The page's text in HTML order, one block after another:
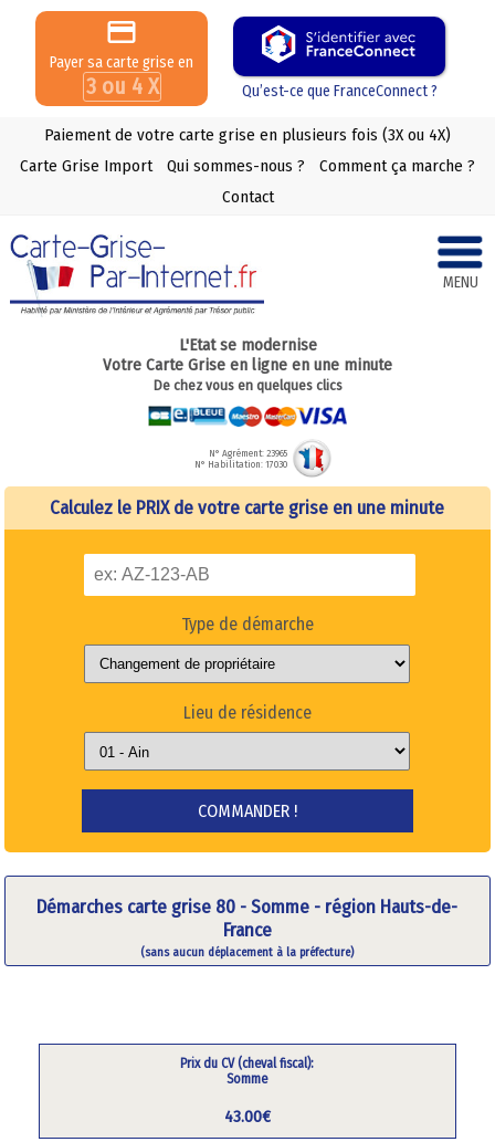
Payer sa carte grise en
3 ou 4 X Qu’est-ce que FranceConnect ?
Paiement de votre carte grise en plusieurs fois (3X ou 4X)
Carte Grise Import
Qui sommes-nous ?
Comment ça marche ?
Contact
MENU
L'Etat se modernise
Votre Carte Grise en ligne en une minute
De chez vous en quelques clics
N° Agrément: 23965
N° Habilitation: 17030
Calculez le PRIX de votre carte grise en une minute
Type de démarche
Lieu de résidence
Démarches carte grise 80 - Somme - région Hauts-de-
France
(sans aucun déplacement à la préfecture)
Prix du CV (cheval fiscal):
Somme
43.00€